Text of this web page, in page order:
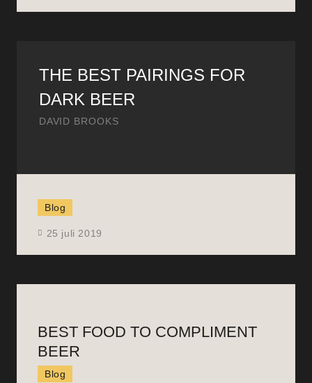
DAVID BROOKS
THE BEST PAIRINGS FOR
DARK BEER
Blog
25 juli 2019
BEST FOOD TO COMPLIMENT
BEER
Blog